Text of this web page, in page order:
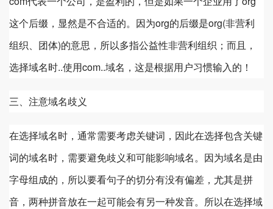
这个后缀，显然是不合适的。因为org的后缀是org(非营利
组织、团体)的意思，所以多指公益性非营利组织；而且，
选择域名时..使用com..域名，这是根据用户习惯输入的！
三、注意域名歧义
在选择域名时，通常需要考虑关键词，因此在选择包含关键
词的域名时，需要避免歧义和可能影响域名。因为域名是由
字母组成的，所以要看句子的切分有没有偏差，尤其是拼
音，两种拼音放在一起可能会有另一种发音。所以在选择域